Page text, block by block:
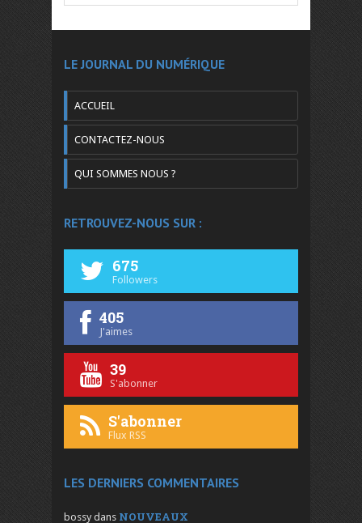
LE JOURNAL DU NUMÉRIQUE
ACCUEIL
CONTACTEZ-NOUS
QUI SOMMES NOUS ?
RETROUVEZ-NOUS SUR :
675
Followers
405
J'aimes
39
S'abonner
S'abonner
Flux RSS
LES DERNIERS COMMENTAIRES
bossy dans NOUVEAUX